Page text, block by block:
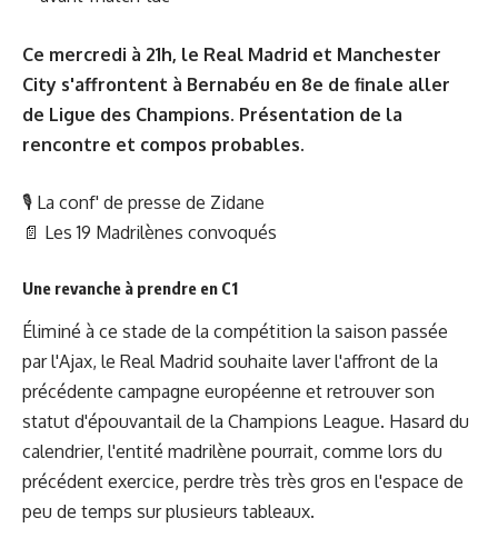
Ce mercredi à 21h, le Real Madrid et Manchester
City s'affrontent à Bernabéu en 8e de finale aller
de Ligue des Champions. Présentation de la
rencontre et compos probables.
🎙 La conf' de presse de Zidane
📄 Les 19 Madrilènes convoqués
Une revanche à prendre en C1
Éliminé à ce stade de la compétition la saison passée
par l'Ajax, le Real Madrid souhaite laver l'affront de la
précédente campagne européenne et retrouver son
statut d'épouvantail de la Champions League. Hasard du
calendrier, l'entité madrilène pourrait, comme lors du
précédent exercice, perdre très très gros en l'espace de
peu de temps sur plusieurs tableaux.